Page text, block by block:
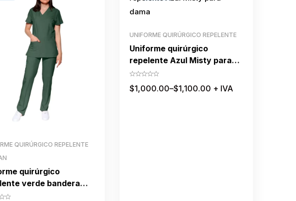
QUIRÚRGICO REPELENTE
quirúrgico
verde bandera
UNIFORME QUIRÚRGICO REPELENTE
Uniforme quirúrgico
repelente Azul Misty para
dama
$1,000.00–$1,100.00 + IVA